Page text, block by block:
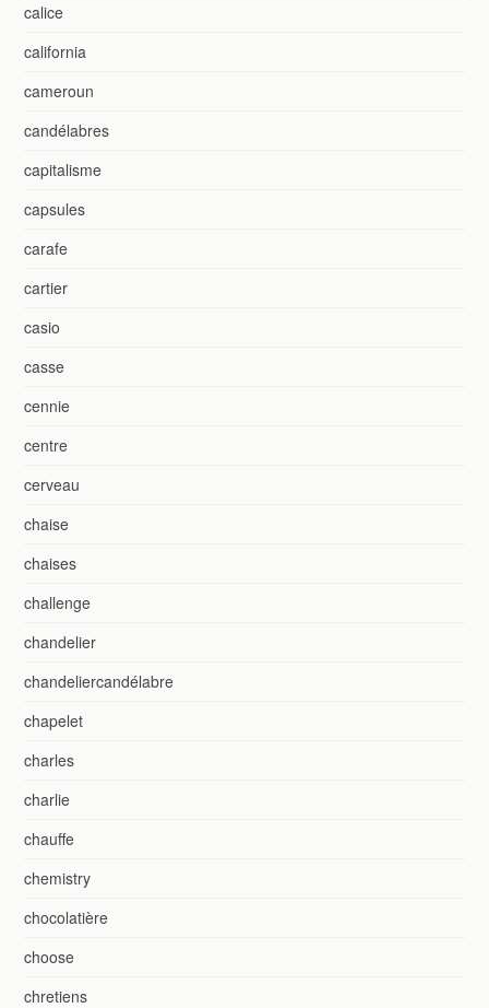
calice
california
cameroun
candélabres
capitalisme
capsules
carafe
cartier
casio
casse
cennie
centre
cerveau
chaise
chaises
challenge
chandelier
chandeliercandélabre
chapelet
charles
charlie
chauffe
chemistry
chocolatière
choose
chretiens